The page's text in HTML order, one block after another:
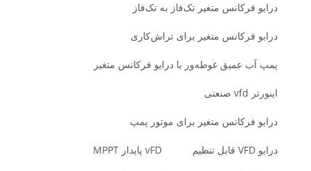
درایو فرکانس متغیر تک‌فاز به تک‌فاز
درایو فرکانس متغیر برای تراش‌کاری
پمپ آب عمیق غوطه‌ور با درایو فرکانس متغیر
اینورتر vfd صنعتی
درایو فرکانس متغیر برای موتور پمپ
درایو VFD قابل تنظیم vFD پایدار MPPT